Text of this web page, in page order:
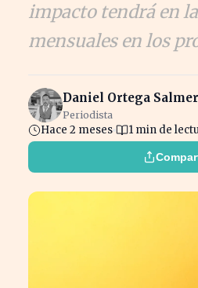
impacto tendrá en
mensuales en los
Daniel Ortega
Periodista
Hace 2 meses 1 min de